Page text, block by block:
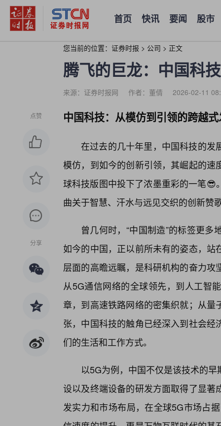
首页 快讯 要闻 股市
您当前的位置： 证券时报 > 公司 > 正文
腾飞的巨龙：中国科
来源：证券时报网 作者：董倩 2026-02-11
点赞
分享
中国科技：从模仿到引领的跨越
在过去的几十年里，中国科技的发
模仿，到如今的创新引领，其崛起的
球科技版图中投下了浓墨重彩的一笔
曲关于智慧、汗水与远见交织的创新赞
曾几何时，“中国制造”的标签更
如今的中国，正以前所未有的姿态，
层面的高瞻远瞩，是科研机构的奋力
从5G通信网络的全球领先，到人工智
章，到高速铁路网络的密集织就；从
张，中国科技的触角已经深入到社会
们的生活和工作方式。
以5G为例，中国不仅是该技术的
设以及终端设备的研发方面取得了显
发实力和市场布局，在全球5G市场占